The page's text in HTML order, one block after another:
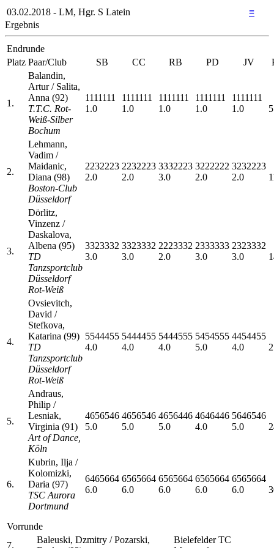
03.02.2018 - LM, Hgr. S Latein
≡
Ergebnis
Endrunde
Platz Paar/Club SB CC RB PD JV
1.
Balandin,
Artur / Salita,
Anna (92)
T.T.C. Rot-
Weiß-Silber
Bochum
1111111
1.0
1111111
1.0
1111111
1.0
1111111
1.0
1111111
1.0
2.
Lehmann,
Vadim /
Maidanic,
Diana (98)
Boston-Club
Düsseldorf
2232223
2.0
2232223
2.0
3332223
3.0
3222222
2.0
3232223
2.0
3.
Dörlitz,
Vinzenz /
Daskalova,
Albena (95)
TD
Tanzsportclub
Düsseldorf
Rot-Weiß
3323332
3.0
3323332
3.0
2223332
2.0
2333333
3.0
2323332
3.0
4.
Ovsievitch,
David /
Stefkova,
Katarina (99)
TD
Tanzsportclub
Düsseldorf
Rot-Weiß
5544455
4.0
5444455
4.0
5444555
4.0
5454555
5.0
4454455
4.0
5.
Andraus,
Philip /
Lesniak,
Virginia (91)
Art of Dance,
Köln
4656546
5.0
4656546
5.0
4656446
5.0
4646446
4.0
5646546
5.0
6.
Kubrin, Ilja /
Kolomizki,
Daria (97)
TSC Aurora
Dortmund
6465664
6.0
6565664
6.0
6565664
6.0
6565664
6.0
6565664
6.0
Vorrunde
7.
Baleuski, Dzmitry / Pozarski,
Bielefelder TC